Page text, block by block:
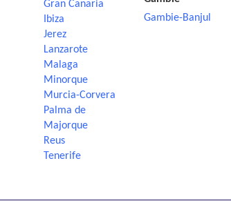
Gran Canaria
Ibiza
Jerez
Lanzarote
Malaga
Minorque
Murcia-Corvera
Palma de
Majorque
Reus
Tenerife
Gambie-Banjul